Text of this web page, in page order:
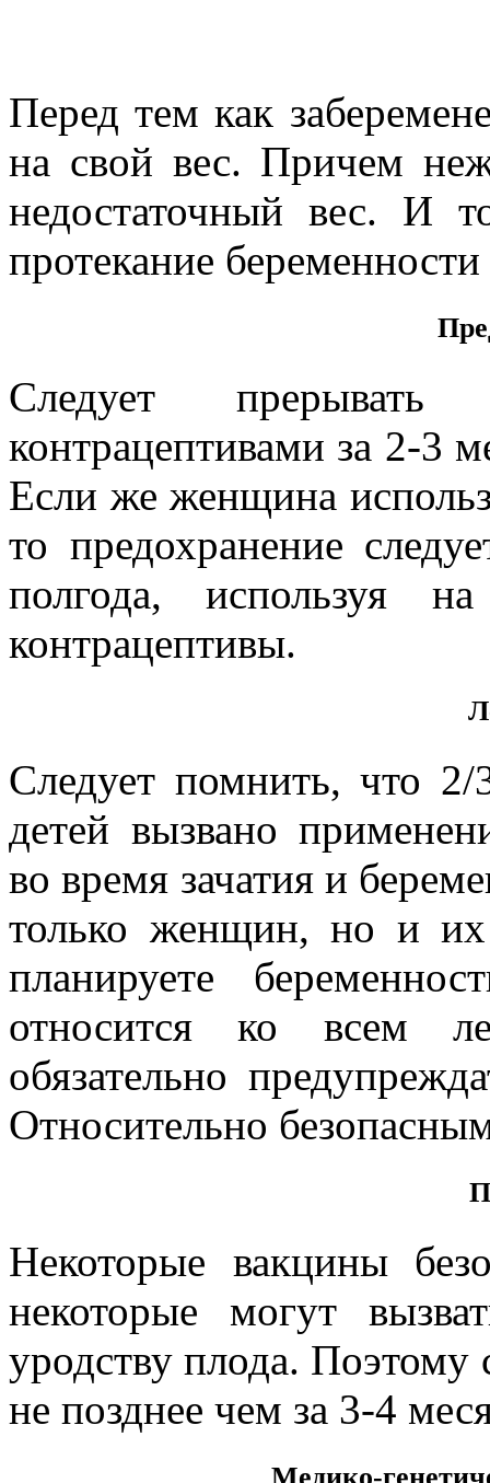
Перед тем как
на свой вес. Причем
недостаточный вес. И
протекание
Следует прерывать
контрацептивами за 2-3
Если же женщина
то предохранение
полгода, используя
контрацептивы.
Следует помнить, что
детей вызвано
во время зачатия и
только женщин, но и
планируете
относится ко всем
обязательно
Относительно
Некоторые вакцины
некоторые могут
уродству плода. Поэтому
не позднее чем за 3-4
Медико-